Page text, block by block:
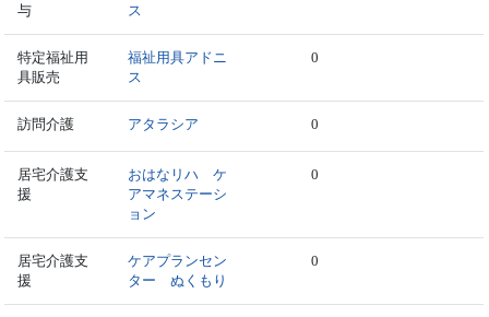
与
ス
特定福祉用
具販売
福祉用具アドニ
ス
0
訪問介護 アタラシア 0
居宅介護支
援
おはなリハ ケ
アマネステーシ
ョン
0
居宅介護支
援
ケアプランセン
ター ぬくもり
0